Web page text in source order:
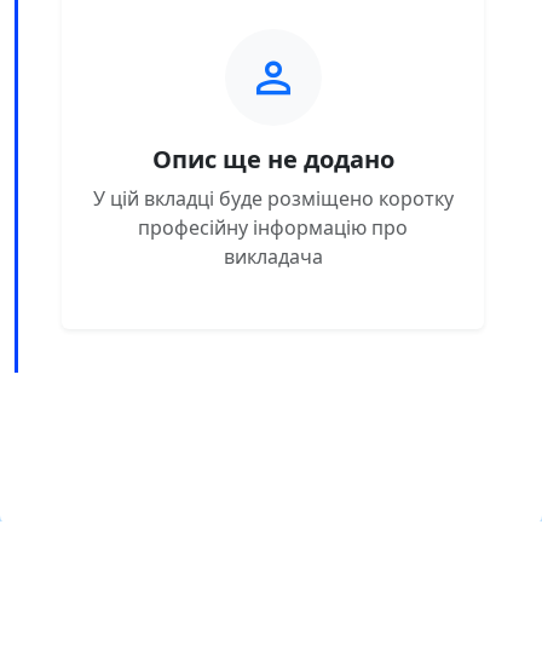
Опис ще не додано
У цій вкладці буде розміщено коротку
професійну інформацію про
викладача